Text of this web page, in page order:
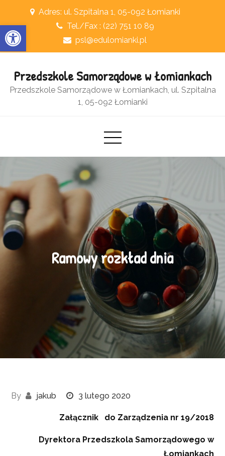
Otwórz pasek narzędzi
content
Adres: ul. Szpitalna 1, 05-092 Łomianki
Tel./Fax : (22) 751 10 89
psl@edulomianki.pl
Przedszkole Samorządowe w Łomiankach
Przedszkole Samorządowe w Łomiankach, ul. Szpitalna
1, 05-092 Łomianki
Ramowy rozkład dnia
By jakub 3 lutego 2020
Załącznik do Zarządzenia nr 19/2018
Dyrektora Przedszkola Samorządowego w
Łomiankach